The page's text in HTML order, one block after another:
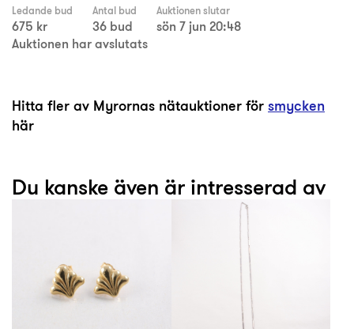
Ledande bud
675 kr
Antal bud
36 bud
Auktionen slutar
sön 7 jun 20:48
Auktionen har avslutats
Hitta fler av Myrornas nätauktioner försmycken
här
Du kanske även är intresserad av